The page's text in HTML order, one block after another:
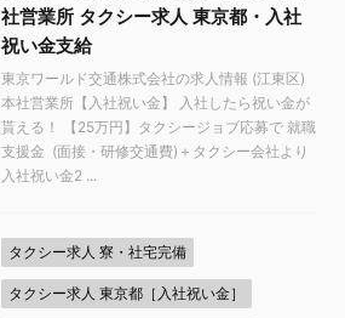
社営業所 タクシー求人 東京都・入社
祝い金支給
東京ワールド交通株式会社の求人情報 (江東区)
本社営業所【入社祝い金】 入社したら祝い金が
貰える！ 【25万円】タクシージョブ応募で 就職
支援金 (面接・研修交通費)＋タクシー会社より
入社祝い金2 ...
タクシー求人 寮・社宅完備
タクシー求人 東京都［入社祝い金］